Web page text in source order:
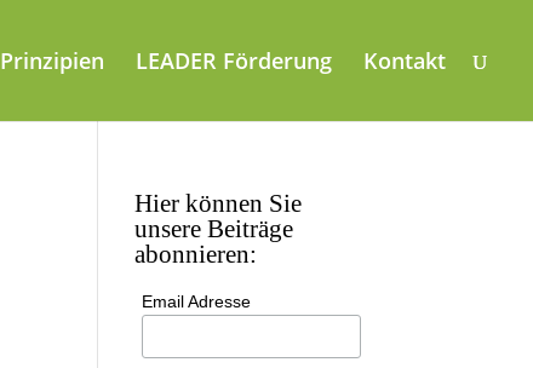
Prinzipien LEADER Förderung Kontakt
Hier können Sie
unsere Beiträge
abonnieren:
Email Adresse